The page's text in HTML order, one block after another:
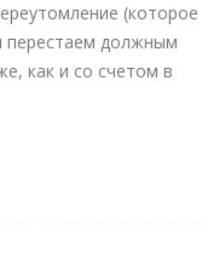
(которое
перестаем должным
как и со счетом в